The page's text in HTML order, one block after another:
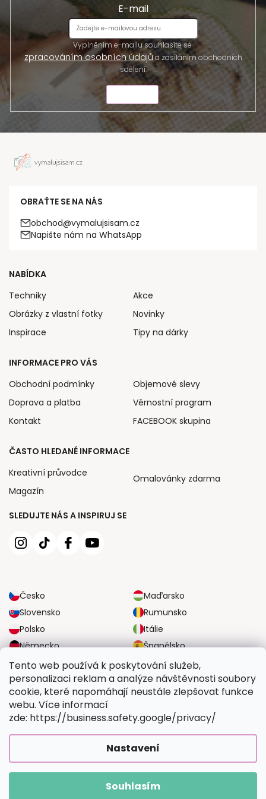
Tento web používá k poskytování služeb,
personalizaci reklam a analýze návštěvnosti soubory
cookie, které napomáhají neustále zlepšovat funkce
webu. Více informací
zde: https://business.safety.google/privacy/
Nastavení
Souhlasím
E-mail
Vyplněním e-mailu souhlasíte se
zpracováním osobních údajůa zasíláním obchodních
sdělení.
OBRAŤTE SE NA NÁS
obchod@vymalujsisam.cz
Napište nám na WhatsApp
SLEDUJTE NÁS A INSPIRUJ SE
Česko
Maďarsko
Slovensko
Rumunsko
Polsko
Itálie
Německo
Španělsko
Velká Británie
Rakousko
NABÍDKA
Techniky
Obrázky z vlastní fotky
Inspirace
Akce
Novinky
Tipy na dárky
INFORMACE PRO VÁS
Obchodní podmínky
Doprava a platba
Kontakt
Objemové slevy
Věrnostní program
FACEBOOK skupina
ČASTO HLEDANÉ INFORMACE
Kreativní průvodce
Magazín
Omalovánky zdarma
SPOLEHLIVÉ MOŽNOSTI DOPRAVY
BEZPEČNÉ MOŽNOSTI PLATBY
Vymalujsisam.cz. Všechna práva vyhrazena.